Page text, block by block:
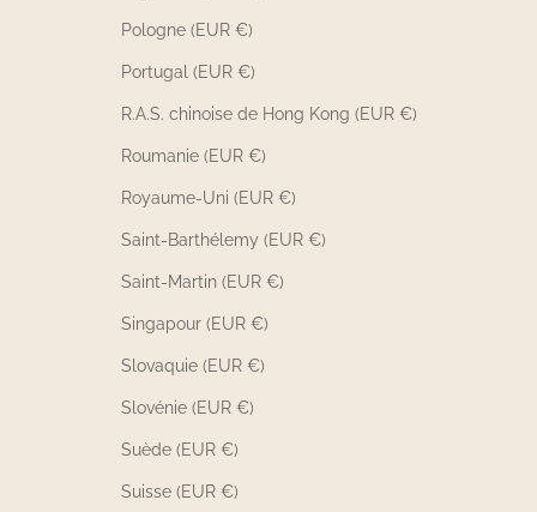
Pologne (EUR €)
Portugal (EUR €)
R.A.S. chinoise de Hong Kong (EUR €)
Roumanie (EUR €)
Royaume-Uni (EUR €)
Saint-Barthélemy (EUR €)
Saint-Martin (EUR €)
Singapour (EUR €)
Slovaquie (EUR €)
Slovénie (EUR €)
Suède (EUR €)
Suisse (EUR €)